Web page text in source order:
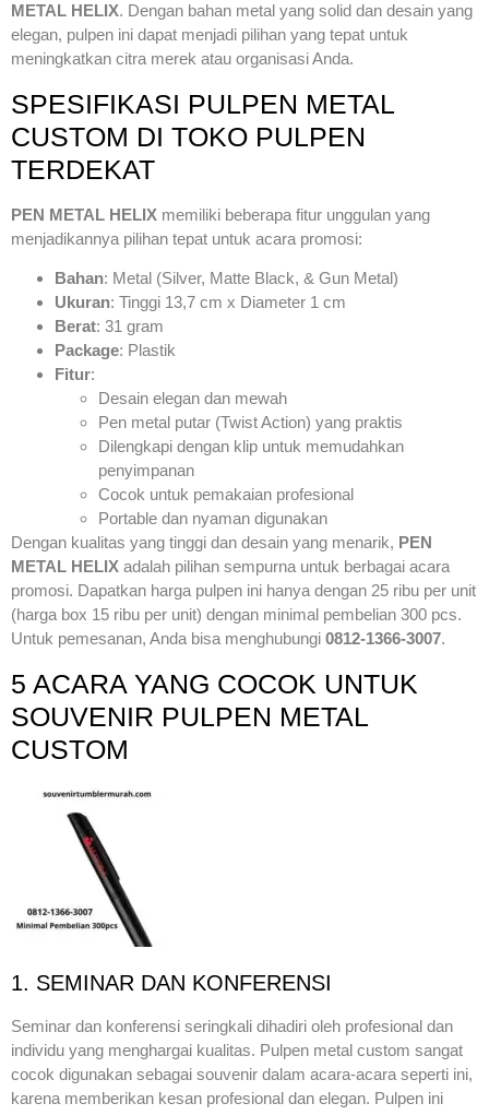
METAL HELIX. Dengan bahan metal yang solid dan desain yang
elegan, pulpen ini dapat menjadi pilihan yang tepat untuk
meningkatkan citra merek atau organisasi Anda.
SPESIFIKASI PULPEN METAL
CUSTOM DI TOKO PULPEN
TERDEKAT
PEN METAL HELIX memiliki beberapa fitur unggulan yang
menjadikannya pilihan tepat untuk acara promosi:
Bahan: Metal (Silver, Matte Black, & Gun Metal)
Ukuran: Tinggi 13,7 cm x Diameter 1 cm
Berat: 31 gram
Package: Plastik
Fitur:
Desain elegan dan mewah
Pen metal putar (Twist Action) yang praktis
Dilengkapi dengan klip untuk memudahkan
penyimpanan
Cocok untuk pemakaian profesional
Portable dan nyaman digunakan
Dengan kualitas yang tinggi dan desain yang menarik, PEN
METAL HELIX adalah pilihan sempurna untuk berbagai acara
promosi. Dapatkan harga pulpen ini hanya dengan 25 ribu per unit
(harga box 15 ribu per unit) dengan minimal pembelian 300 pcs.
Untuk pemesanan, Anda bisa menghubungi 0812-1366-3007.
5 ACARA YANG COCOK UNTUK
SOUVENIR PULPEN METAL
CUSTOM
1. SEMINAR DAN KONFERENSI
Seminar dan konferensi seringkali dihadiri oleh profesional dan
individu yang menghargai kualitas. Pulpen metal custom sangat
cocok digunakan sebagai souvenir dalam acara-acara seperti ini,
karena memberikan kesan profesional dan elegan. Pulpen ini